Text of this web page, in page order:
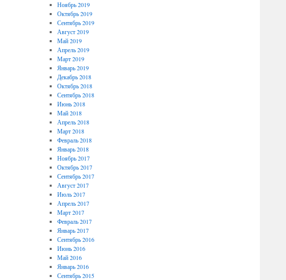
Ноябрь 2019
Октябрь 2019
Сентябрь 2019
Август 2019
Май 2019
Апрель 2019
Март 2019
Январь 2019
Декабрь 2018
Октябрь 2018
Сентябрь 2018
Июнь 2018
Май 2018
Апрель 2018
Март 2018
Февраль 2018
Январь 2018
Ноябрь 2017
Октябрь 2017
Сентябрь 2017
Август 2017
Июль 2017
Апрель 2017
Март 2017
Февраль 2017
Январь 2017
Сентябрь 2016
Июнь 2016
Май 2016
Январь 2016
Сентябрь 2015